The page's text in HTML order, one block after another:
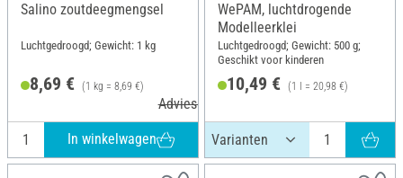
Salino zoutdeegmengsel
Luchtgedroogd; Gewicht: 1 kg
8,69 € (1 kg = 8,69 €)
Adviesprijs 10,90 €
In winkelwagen
WePAM, luchtdrogende
Modelleerklei
Luchtgedroogd; Gewicht: 500 g;
Geschikt voor kinderen
10,49 € (1 l = 20,98 €)